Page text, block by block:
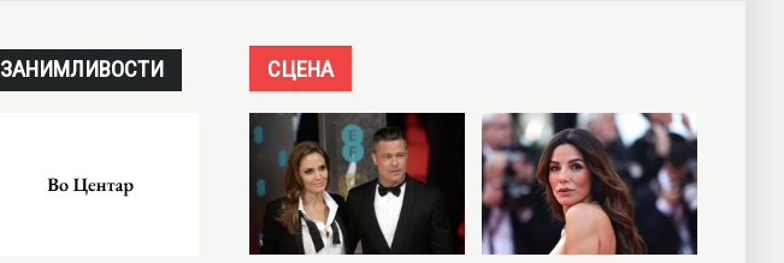
ЗАНИМЛИВОСТИ СЦЕНА